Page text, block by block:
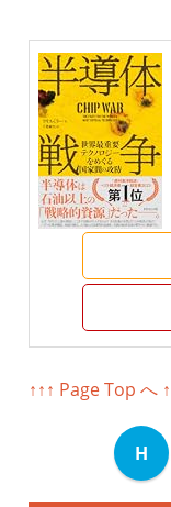
↑↑↑ Page Top へ
H